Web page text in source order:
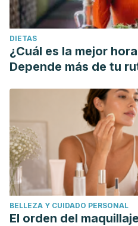
DIETAS
¿Cuál es la mejor
Depende más de tu
BELLEZA Y CUIDADO PERSONAL
El orden del